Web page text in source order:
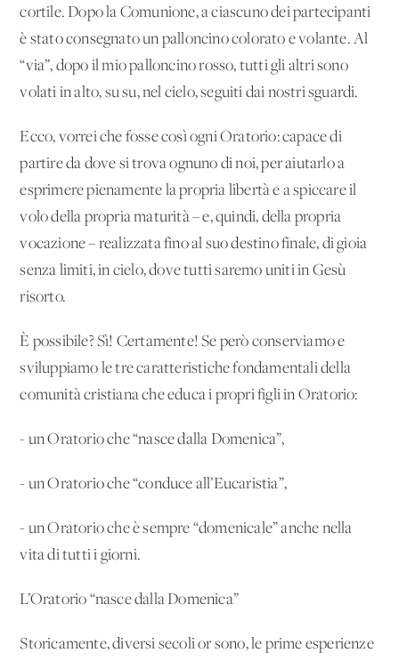
cortile. Dopo la Comunione, a ciascuno dei partecipanti
è stato consegnato un palloncino colorato e volante. Al
“via”, dopo il mio palloncino rosso, tutti gli altri sono
volati in alto, su su, nel cielo, seguiti dai nostri sguardi.
Ecco, vorrei che fosse così ogni Oratorio: capace di
partire da dove si trova ognuno di noi, per aiutarlo a
esprimere pienamente la propria libertà e a spiccare il
volo della propria maturità – e, quindi, della propria
vocazione – realizzata fino al suo destino finale, di gioia
senza limiti, in cielo, dove tutti saremo uniti in Gesù
risorto.
È possibile? Sì! Certamente! Se però conserviamo e
sviluppiamo le tre caratteristiche fondamentali della
comunità cristiana che educa i propri figli in Oratorio:
- un Oratorio che “nasce dalla Domenica”,
- un Oratorio che “conduce all’Eucaristia”,
- un Oratorio che è sempre “domenicale” anche nella
vita di tutti i giorni.
L’Oratorio “nasce dalla Domenica”
Storicamente, diversi secoli or sono, le prime esperienze